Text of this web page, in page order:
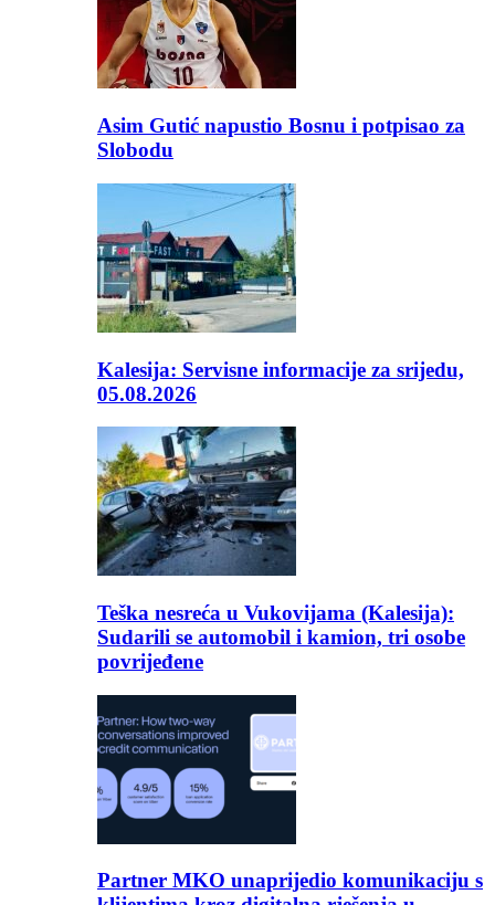
Asim Gutić napustio Bosnu i potpisao za
Slobodu
Kalesija: Servisne informacije za srijedu,
05.08.2026
Teška nesreća u Vukovijama (Kalesija):
Sudarili se automobil i kamion, tri osobe
povrijeđene
Partner MKO unaprijedio komunikaciju s